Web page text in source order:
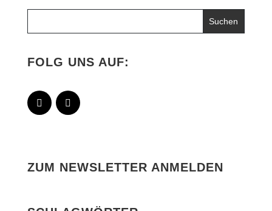
FOLG UNS AUF:
ZUM NEWSLETTER ANMELDEN